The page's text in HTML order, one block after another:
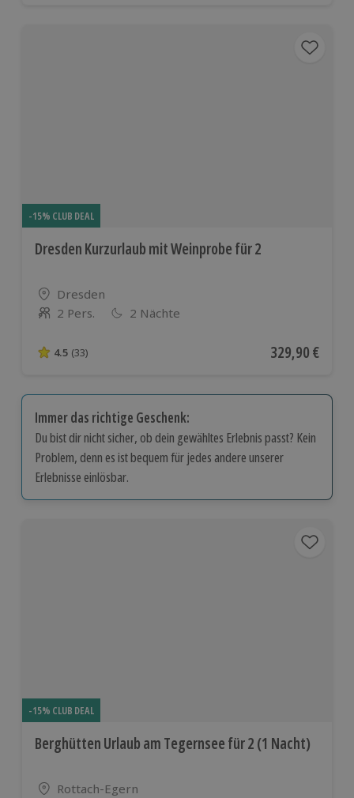
-15% CLUB DEAL
Dresden Kurzurlaub mit Weinprobe für 2
Standort
Dresden
Anzahl der Teilnehmer
2 Pers. 2 Nächte
4.5 von 5 Sternen basierend auf 33 Bewertungen
4.5 (33) Aktueller Preis
329,90 €
Immer das richtige Geschenk:
Du bist dir nicht sicher, ob dein gewähltes Erlebnis passt? Kein
Problem, denn es ist bequem für jedes andere unserer
Erlebnisse einlösbar.
-15% CLUB DEAL
Berghütten Urlaub am Tegernsee für 2 (1 Nacht)
Standort
Rottach-Egern